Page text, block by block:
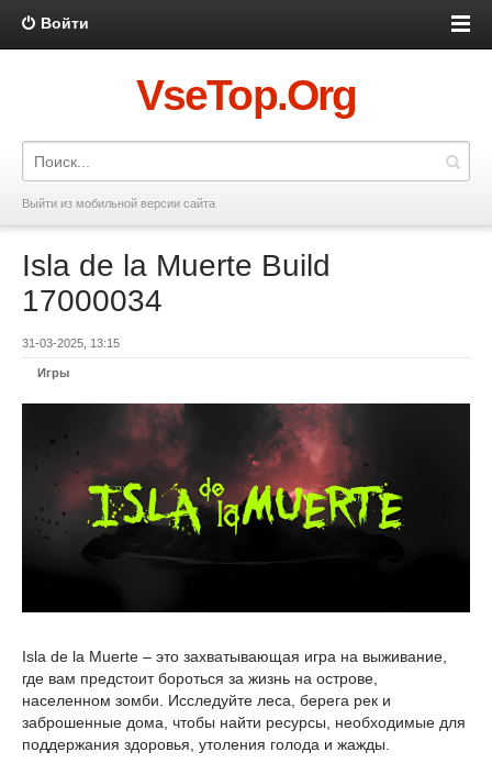
Войти
VseTop.Org
Выйти из мобильной версии сайта
Isla de la Muerte Build
17000034
31-03-2025, 13:15
Игры
Isla de la Muerte – это захватывающая игра на выживание,
где вам предстоит бороться за жизнь на острове,
населенном зомби. Исследуйте леса, берега рек и
заброшенные дома, чтобы найти ресурсы, необходимые для
поддержания здоровья, утоления голода и жажды.